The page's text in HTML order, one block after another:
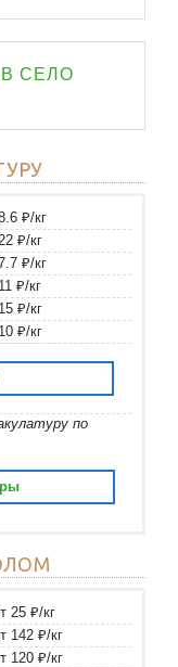
СЕЛО
₽/кг
₽/кг
₽/кг
₽/кг
₽/кг
₽/кг
по
25 ₽/кг
142 ₽/кг
120 ₽/кг